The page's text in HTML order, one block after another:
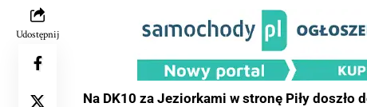
Udostępnij
Na DK10 za Jeziorkami w stronę Piły